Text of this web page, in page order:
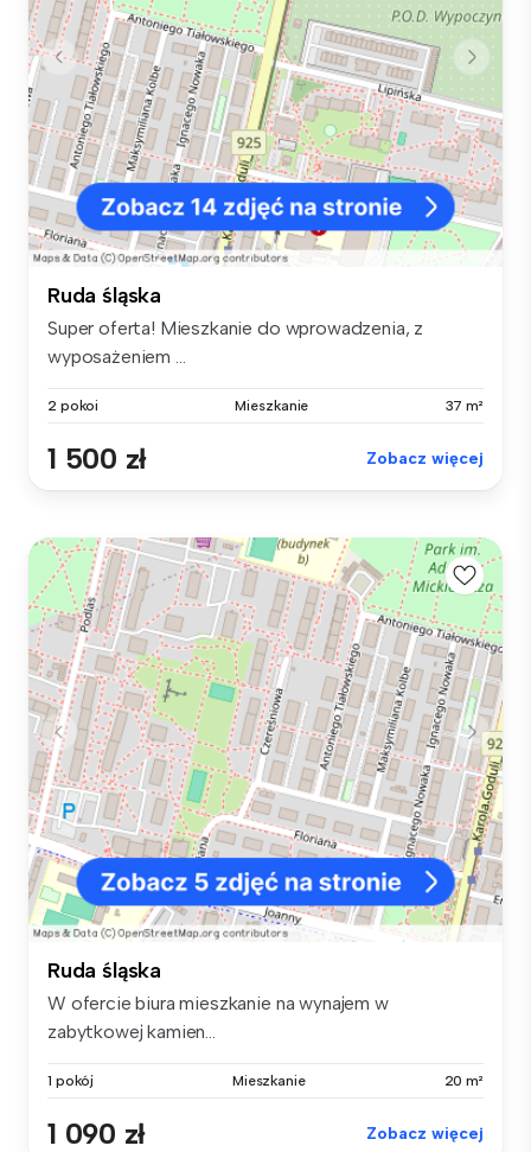
Ruda śląska
Super oferta! Mieszkanie do wprowadzenia, z
wyposażeniem ...
2 pokoi Mieszkanie 37 m²
1 500 zł Zobacz więcej
Ruda śląska
W ofercie biura mieszkanie na wynajem w
zabytkowej kamien...
1 pokój Mieszkanie 20 m²
1 090 zł Zobacz więcej